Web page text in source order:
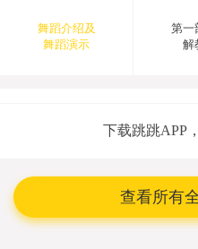
舞蹈介绍及
舞蹈演示
第一
解
下载跳跳APP
查看所有